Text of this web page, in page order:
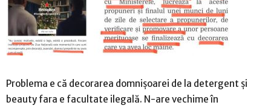
Problema e că decorarea domnișoarei de la detergent și
beauty fara e facultate ilegală. N-are vechime în